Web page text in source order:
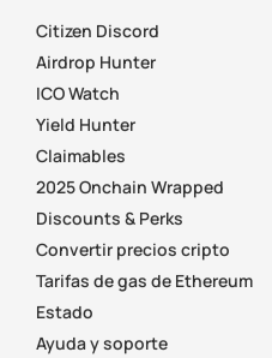
Citizen Discord
Airdrop Hunter
ICO Watch
Yield Hunter
Claimables
2025 Onchain Wrapped
Discounts & Perks
Convertir precios cripto
Tarifas de gas de Ethereum
Estado
Ayuda y soporte